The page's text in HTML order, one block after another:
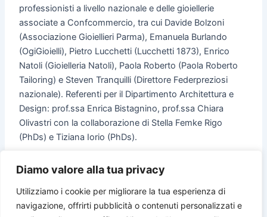
Diamo valore alla tua privacy
Utilizziamo i cookie per migliorare la tua esperienza di
navigazione, offrirti pubblicità o contenuti personalizzati e
professionisti a livello nazionale e delle gioiellerie
associate a Confcommercio, tra cui Davide Bolzoni
(Associazione Gioiellieri Parma), Emanuela Burlando
(OgiGioielli), Pietro Lucchetti (Lucchetti 1873), Enrico
Natoli (Gioielleria Natoli), Paola Roberto (Paola Roberto
Tailoring) e Steven Tranquilli (Direttore Federpreziosi
nazionale). Referenti per il Dipartimento Architettura e
Design: prof.ssa Enrica Bistagnino, prof.ssa Chiara
Olivastri con la collaborazione di Stella Femke Rigo
(PhDs) e Tiziana Iorio (PhDs).
PRECEDENTE SUCCESSIVO